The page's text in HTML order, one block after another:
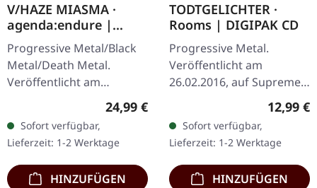
V/HAZE MIASMA ·
agenda:endure |
SPLATTER LP
Progressive Metal/Black
Metal/Death Metal.
Veröffentlicht am
08.12.2023, auf Supreme
Chaos Records. SCR
Exklusives Ultra
Clear/Silber/Gold/Schwar
z…
Regulärer Preis:
24,99 €
Sofort verfügbar,
Lieferzeit: 1-2 Werktage
HINZUFÜGEN
TODTGELICHTER ·
Rooms | DIGIPAK CD
Progressive Metal.
Veröffentlicht am
26.02.2016, auf Supreme
Chaos Records. Limitierte
Hinreißender Avantgarde
Black Metal mit…
12,99 €
Sofort verfügbar,
Lieferzeit: 1-2 Werktage
HINZUFÜGEN